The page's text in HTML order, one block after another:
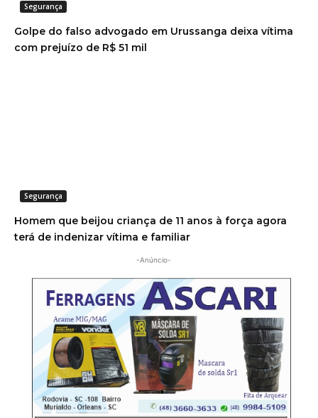
Segurança
Golpe do falso advogado em Urussanga deixa vítima
com prejuízo de R$ 51 mil
Segurança
Homem que beijou criança de 11 anos à força agora
terá de indenizar vítima e familiar
-Anúncio-